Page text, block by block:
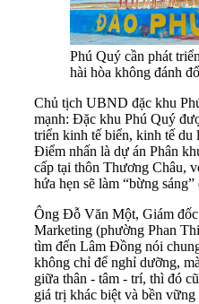
Phú Quý cần phát
hài hòa không đánh
Chủ tịch UBND đặc khu
mạnh: Đặc khu Phú Quý
triển kinh tế biển, kinh tế du
Điểm nhấn là dự án Phân
cấp tại thôn Thương Châu,
hứa hẹn sẽ làm “bừng
Ông Đỗ Văn Một, Giám
Marketing (phường Phan
tìm đến Lâm Đồng nói
không chỉ để nghỉ dưỡng,
giữa thân - tâm - trí, thì đó
giá trị khác biệt và bền